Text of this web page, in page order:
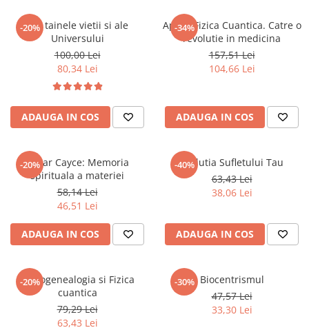
Numerologie
Paranormal
Parapsihologie
ReConnect
Crestinism
ScienceConnection
SelfConnect
SelfHealing
Vindecare Spirituala
Diete
Gastronomik
-20%
Din tainele vietii si ale
Universului
100,00 Lei
80,34 Lei
ADAUGA IN COS
-34%
Apa si Fizica Cuantica. Catre o
revolutie in medicina
157,51 Lei
104,66 Lei
ADAUGA IN COS
-20%
Edgar Cayce: Memoria
spirituala a materiei
58,14 Lei
46,51 Lei
ADAUGA IN COS
-40%
Evolutia Sufletului Tau
63,43 Lei
38,06 Lei
ADAUGA IN COS
-20%
Psihogenealogia si Fizica
cuantica
79,29 Lei
63,43 Lei
-30% Biocentrismul
47,57 Lei
33,30 Lei